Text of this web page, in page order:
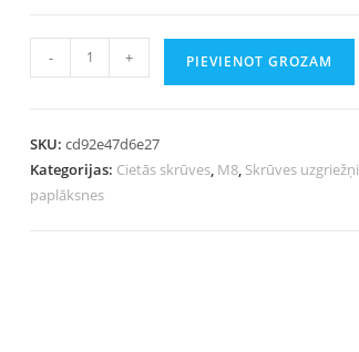
- + PIEVIENOT GROZAM
SKU:cd92e47d6e27
Kategorijas: Cietās skrūves, M8, Skrūves uzgriežņi
paplāksnes